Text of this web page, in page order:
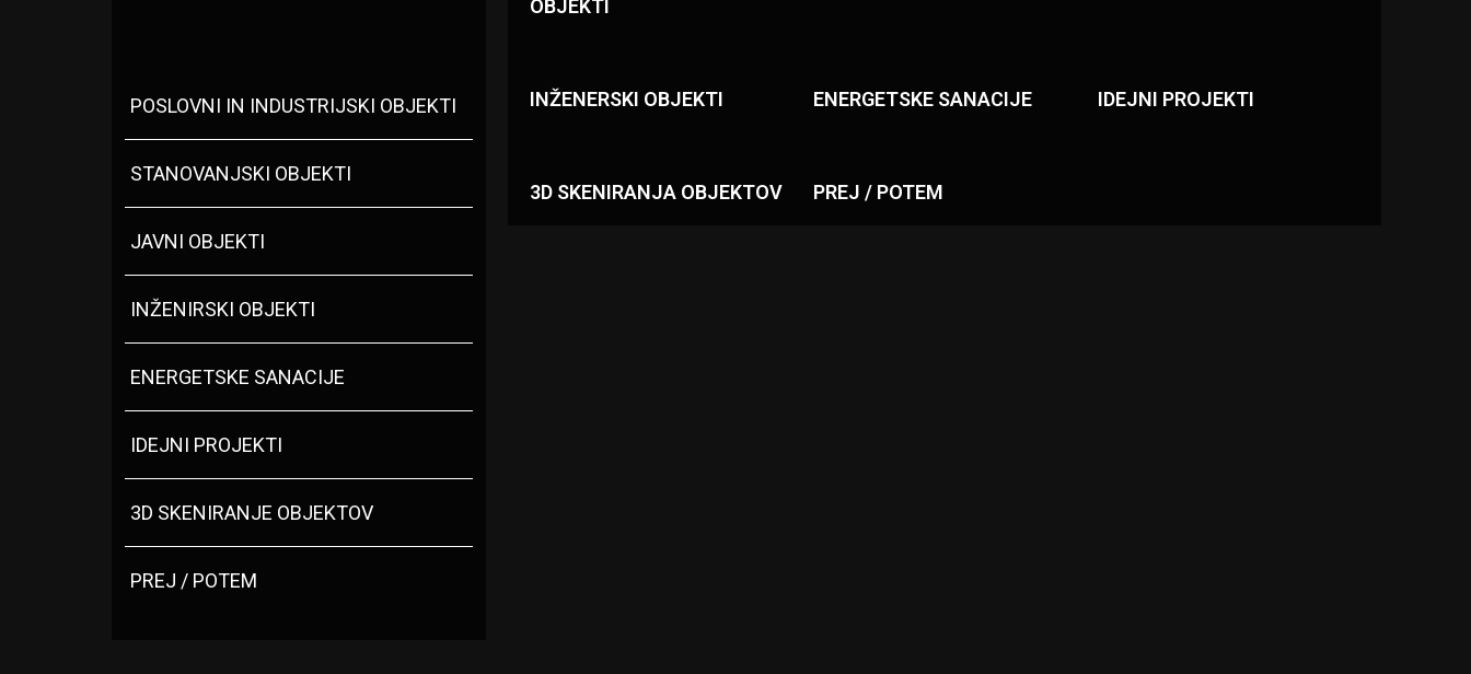
POSLOVNI IN INDUSTRIJSKI OBJEKTI
STANOVANJSKI OBJEKTI
JAVNI OBJEKTI
INŽENIRSKI OBJEKTI
ENERGETSKE SANACIJE
IDEJNI PROJEKTI
3D SKENIRANJE OBJEKTOV
PREJ / POTEM
OBJEKTI
INŽENERSKI OBJEKTI ENERGETSKE SANACIJE IDEJNI PROJEKTI
3D SKENIRANJA OBJEKTOV PREJ / POTEM